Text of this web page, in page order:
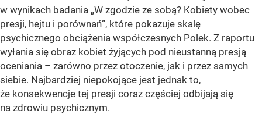
w wynikach badania „W zgodzie ze sobą? Kobiety wobec
presji, hejtu i porównań”, które pokazuje skalę
psychicznego obciążenia współczesnych Polek. Z raportu
wyłania się obraz kobiet żyjących pod nieustanną presją
oceniania – zarówno przez otoczenie, jak i przez samych
siebie. Najbardziej niepokojące jest jednak to,
że konsekwencje tej presji coraz częściej odbijają się
na zdrowiu psychicznym.